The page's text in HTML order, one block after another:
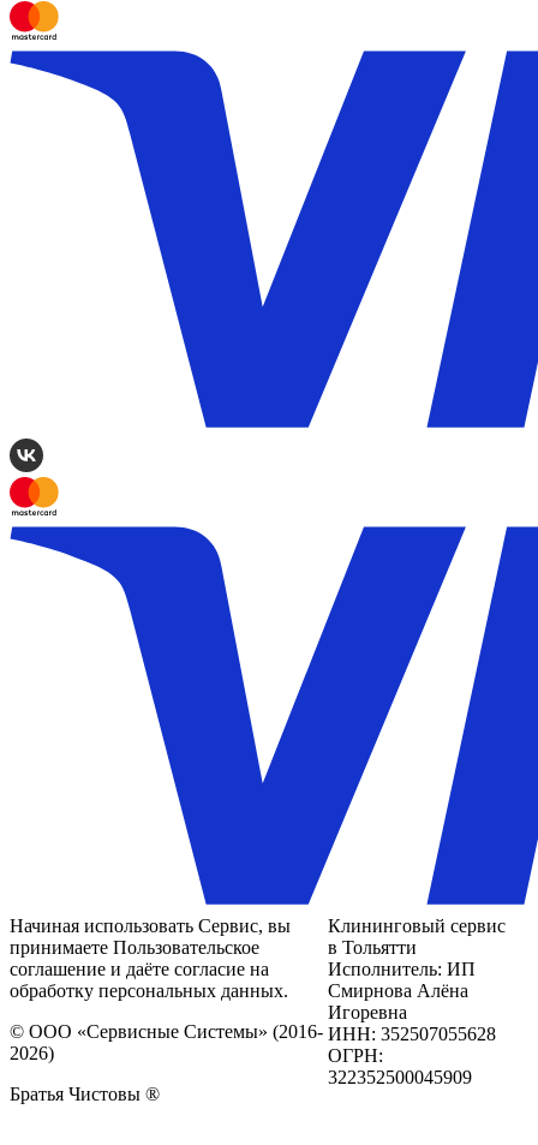
Начиная использовать Сервис, вы
принимаете Пользовательское
соглашение и даёте согласие на
обработку персональных данных.
© ООО «Сервисные Системы» (2016-
2026)
Братья Чистовы ®
Клининговый сервис
в Тольятти
Исполнитель: ИП
Смирнова Алёна
Игоревна
ИНН: 352507055628
ОГРН:
322352500045909